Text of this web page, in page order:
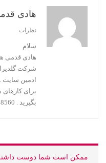
هادی
نظرات
سلام
هادی قدمی
ادمین سایت .
برای
بگیرید . 09380848560
ممکن است شما دوست